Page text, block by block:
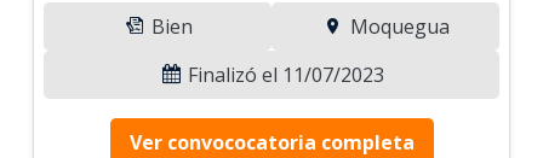
Bien
Moquegua
Finalizó el 11/07/2023
Ver convococatoria completa